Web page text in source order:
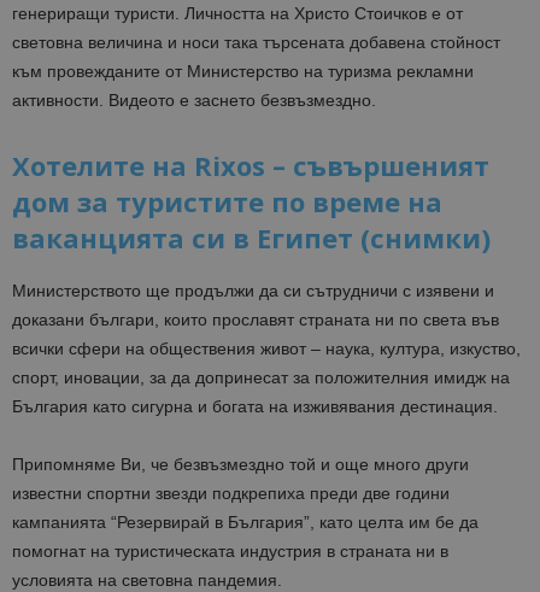
генериращи туристи. Личността на Христо Стоичков е от
световна величина и носи така търсената добавена стойност
към провежданите от Министерство на туризма рекламни
активности. Видеото е заснето безвъзмездно.
Хотелите на Rixos – съвършеният
дом за туристите по време на
ваканцията си в Египет (снимки)
Министерството ще продължи да си сътрудничи с изявени и
доказани българи, които прославят страната ни по света във
всички сфери на обществения живот – наука, култура, изкуство,
спорт, иновации, за да допринесат за положителния имидж на
България като сигурна и богата на изживявания дестинация.
Припомняме Ви, че безвъзмездно той и още много други
известни спортни звезди подкрепиха преди две години
кампанията “Резервирай в България”, като целта им бе да
помогнат на туристическата индустрия в страната ни в
условията на световна пандемия.